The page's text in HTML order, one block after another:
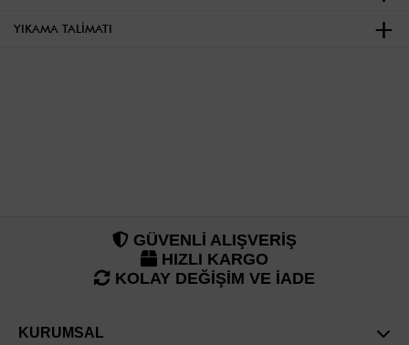
YIKAMA TALIMATI
GÜVENLİ ALIŞVERİŞ
HIZLI KARGO
KOLAY DEĞİŞİM VE İADE
KURUMSAL